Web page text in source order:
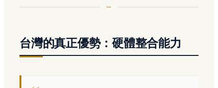
台灣的真正優勢：硬體整合能力